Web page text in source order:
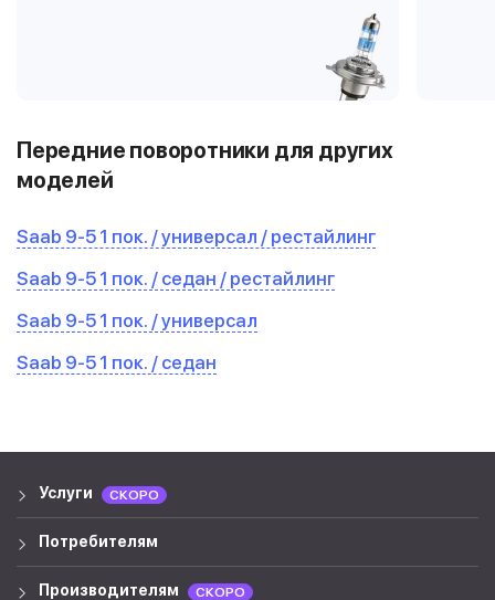
Передние поворотники для других
моделей
Saab 9-5 1 пок. / универсал / рестайлинг
Saab 9-5 1 пок. / седан / рестайлинг
Saab 9-5 1 пок. / универсал
Saab 9-5 1 пок. / седан
Услуги СКОРО
Потребителям
Производителям СКОРО